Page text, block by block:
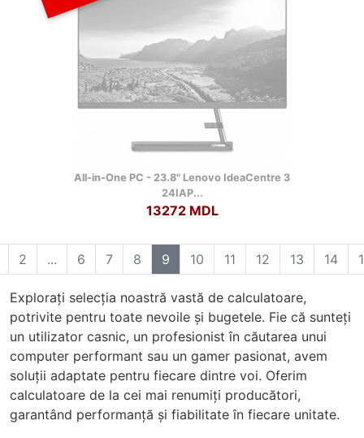
All-in-One PC - 23.8" Lenovo IdeaCentre 3
24IAP...
13272 MDL
2 ... 6 7 8 9 10 11 12 13 14
Explorați selecția noastră vastă de calculatoare,
potrivite pentru toate nevoile și bugetele. Fie că sunteți
un utilizator casnic, un profesionist în căutarea unui
computer performant sau un gamer pasionat, avem
soluții adaptate pentru fiecare dintre voi. Oferim
calculatoare de la cei mai renumiți producători,
garantând performanță și fiabilitate în fiecare unitate.